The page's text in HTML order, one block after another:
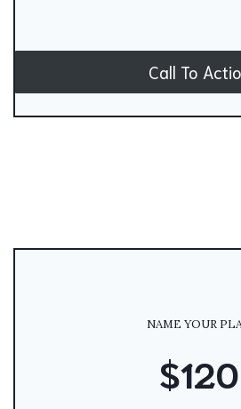
Call To
NAME YOUR
$120